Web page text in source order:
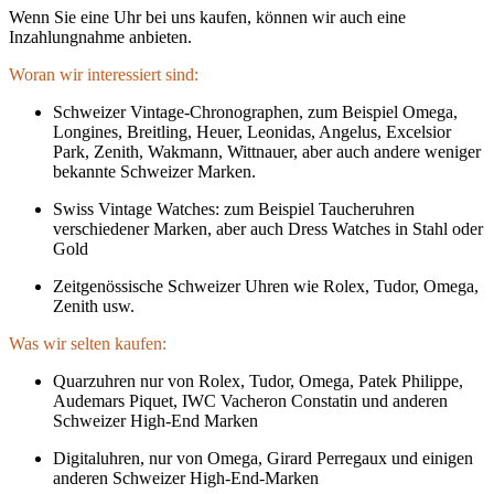
Wenn Sie eine Uhr bei uns kaufen, können wir auch eine
Inzahlungnahme anbieten.
Woran wir interessiert sind:
Schweizer Vintage-Chronographen, zum Beispiel Omega,
Longines, Breitling, Heuer, Leonidas, Angelus, Excelsior
Park, Zenith, Wakmann, Wittnauer, aber auch andere weniger
bekannte Schweizer Marken.
Swiss Vintage Watches: zum Beispiel Taucheruhren
verschiedener Marken, aber auch Dress Watches in Stahl oder
Gold
Zeitgenössische Schweizer Uhren wie Rolex, Tudor, Omega,
Zenith usw.
Was wir selten kaufen:
Quarzuhren nur von Rolex, Tudor, Omega, Patek Philippe,
Audemars Piquet, IWC Vacheron Constatin und anderen
Schweizer High-End Marken
Digitaluhren, nur von Omega, Girard Perregaux und einigen
anderen Schweizer High-End-Marken